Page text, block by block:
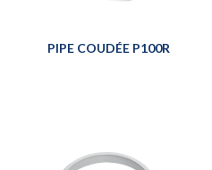
PIPE COUDÉE P100R